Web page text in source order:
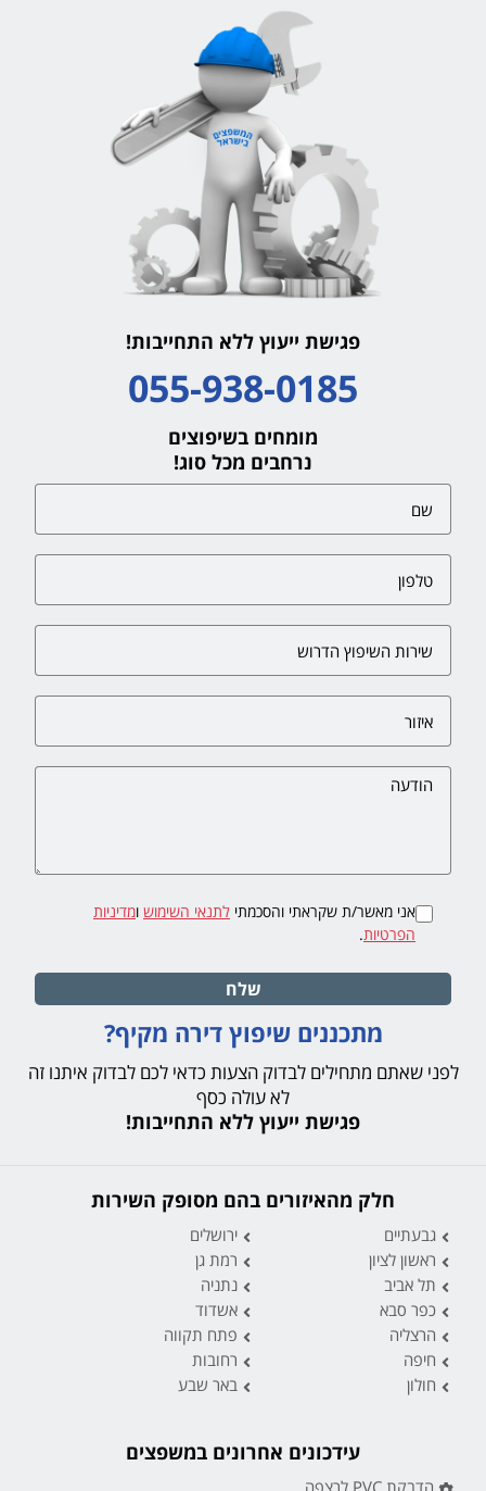
פגישת ייעוץ ללא התחייבות!
055-938-0185
מומחים בשיפוצים
נרחבים מכל סוג!
אני מאשר/ת שקראתי והסכמתי לתנאי השימוש ומדיניות
הפרטיות.
שלח
מתכננים שיפוץ דירה מקיף?
לפני שאתם מתחילים לבדוק הצעות כדאי לכם לבדוק איתנו זה
לא עולה כסף
פגישת ייעוץ ללא התחייבות!
חלק מהאיזורים בהם מסופק השירות
גבעתיים
ירושלים
ראשון לציון
רמת גן
תל אביב
נתניה
כפר סבא
אשדוד
הרצליה
פתח תקווה
חיפה
רחובות
חולון
באר שבע
עידכונים אחרונים במשפצים